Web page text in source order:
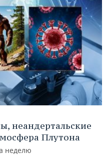
неандертальские
Плутона
неделю